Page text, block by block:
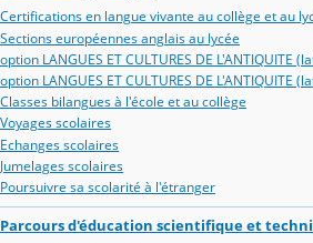
Certifications en langue vivante au collège et au
Sections européennes anglais au lycée
option LANGUES ET CULTURES DE L'ANTIQUITE
option LANGUES ET CULTURES DE L'ANTIQUITE
Classes bilangues à l'école et au collège
Voyages scolaires
Echanges scolaires
Jumelages scolaires
Poursuivre sa scolarité à l'étranger
Parcours d'éducation scientifique et